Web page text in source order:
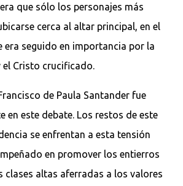
que sólo los personajes más
cerca al altar principal, en el
era seguido en importancia por la
el Cristo crucificado.
de Paula Santander fue
en este debate. Los restos de este
se enfrentan a esta tensión
en promover los entierros
clases altas aferradas a los valores